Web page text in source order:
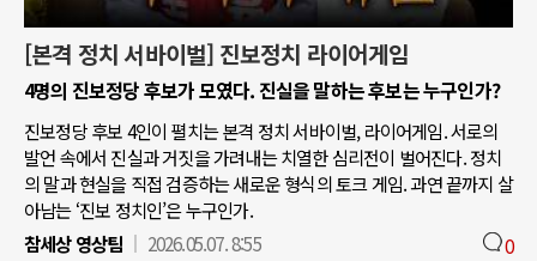
[본격 정치 서바이벌] 진보정치 라이어게임
4명의 진보정당 후보가 모였다. 진실을 말하는 후보는 누구인가?
진보정당 후보 4인이 펼치는 본격 정치 서바이벌, 라이어게임. 서로의
발언 속에서 진실과 거짓을 가려내는 치열한 심리전이 벌어진다. 정치
의 말과 현실을 직접 검증하는 새로운 형식의 토크 게임. 과연 끝까지 살
아남는 ‘진보 정치인’은 누구인가.
참세상 영상팀
2026.05.07. 8:55 0